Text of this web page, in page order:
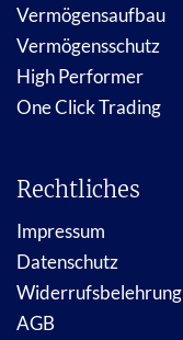
Vermögensaufbau
Vermögensschutz
High Performer
One Click Trading
Rechtliches
Impressum
Datenschutz
Widerrufsbelehrung
AGB